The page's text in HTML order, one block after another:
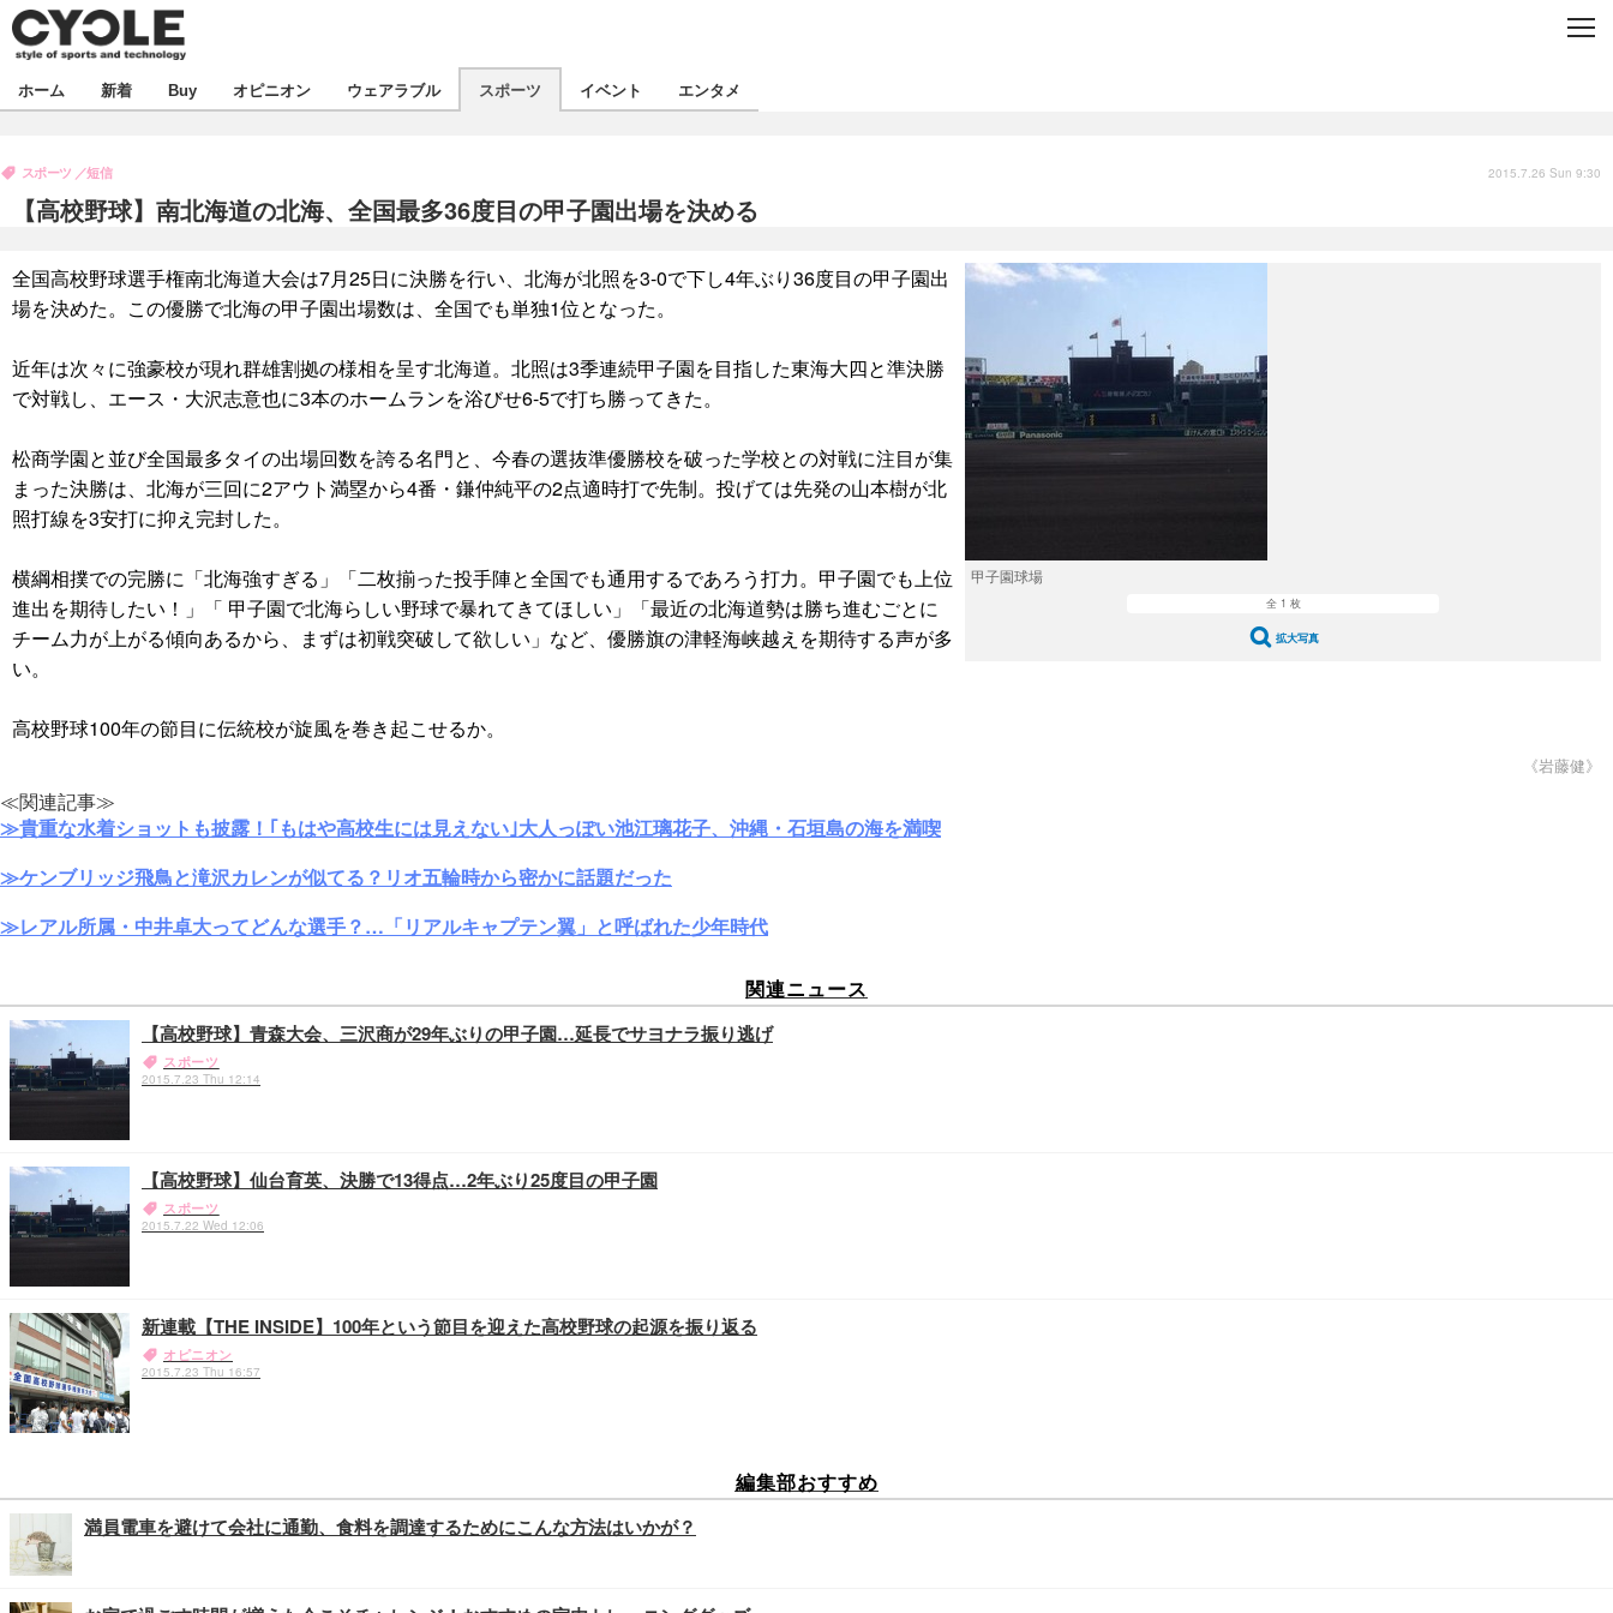
C
飲食
ボイス
デバイス
ビジネス
海外
スポーツ
短信
選手
動画
イベント
ツアー
文化
芸能
出版／映画
ファッション
デザイン
ライフ
政治
ハウツー
ホーム 新着 Buy オピニオン ウェアラブル スポーツ イベント エンタメ
【高校野球】南北海道の北海、全国最多36度目の甲子園出場を決める
スポーツ 短信 2015.7.26 Sun 9:30
甲子園球場
全 1 枚
拡大写真
全国高校野球選手権南北海道大会は7月25日に決勝を行い、北海が北照を3-0で下し4年ぶり36度目の甲子園出
場を決めた。この優勝で北海の甲子園出場数は、全国でも単独1位となった。
近年は次々に強豪校が現れ群雄割拠の様相を呈す北海道。北照は3季連続甲子園を目指した東海大四と準決勝
で対戦し、エース・大沢志意也に3本のホームランを浴びせ6-5で打ち勝ってきた。
松商学園と並び全国最多タイの出場回数を誇る名門と、今春の選抜準優勝校を破った学校との対戦に注目が集
まった決勝は、北海が三回に2アウト満塁から4番・鎌仲純平の2点適時打で先制。投げては先発の山本樹が北
照打線を3安打に抑え完封した。
横綱相撲での完勝に「北海強すぎる」「二枚揃った投手陣と全国でも通用するであろう打力。甲子園でも上位
進出を期待したい！」「 甲子園で北海らしい野球で暴れてきてほしい」「最近の北海道勢は勝ち進むごとに
チーム力が上がる傾向あるから、まずは初戦突破して欲しい」など、優勝旗の津軽海峡越えを期待する声が多
い。
高校野球100年の節目に伝統校が旋風を巻き起こせるか。
《岩藤健》
≪関連記事≫
≫貴重な水着ショットも披露！｢もはや高校生には見えない｣大人っぽい池江璃花子、沖縄・石垣島の海を満喫
≫ケンブリッジ飛鳥と滝沢カレンが似てる？リオ五輪時から密かに話題だった
≫レアル所属・中井卓大ってどんな選手？…「リアルキャプテン翼」と呼ばれた少年時代
関連ニュース
【高校野球】青森大会、三沢商が29年ぶりの甲子園…延長でサヨナラ振り逃げ
スポーツ
2015.7.23 Thu 12:14
【高校野球】仙台育英、決勝で13得点…2年ぶり25度目の甲子園
スポーツ
2015.7.22 Wed 12:06
新連載【THE INSIDE】100年という節目を迎えた高校野球の起源を振り返る
オピニオン
2015.7.23 Thu 16:57
編集部おすすめ
満員電車を避けて会社に通勤、食料を調達するためにこんな方法はいかが？